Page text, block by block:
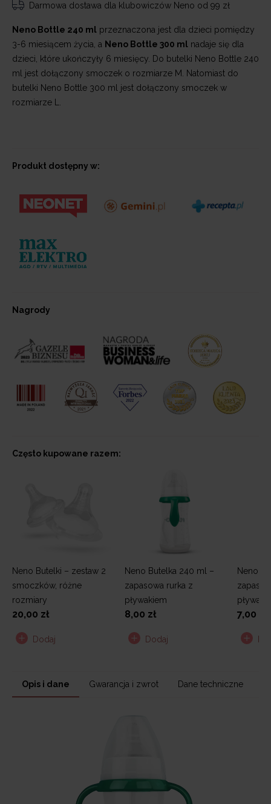
Darmowa dostawa dla klubowiczów Neno od 99 zł
Neno Bottle 240 ml przeznaczona jest dla dzieci pomiędzy
3-6 miesiącem życia, a Neno Bottle 300 ml nadaje się dla
dzieci, które ukończyły 6 miesięcy. Do butelki Neno Bottle 240
ml jest dołączony smoczek o rozmiarze M. Natomiast do
butelki Neno Bottle 300 ml jest dołączony smoczek w
rozmiarze L.
Produkt dostępny w:
Nagrody
Często kupowane razem:
Neno Butelki – zestaw 2
smoczków, różne
rozmiary
20,00 zł
Dodaj
Neno Butelka 240 ml –
zapasowa rurka z
pływakiem
8,00 zł
Dodaj
Neno
7,00 zł
Opis i dane Gwarancja i zwrot Dane techniczne